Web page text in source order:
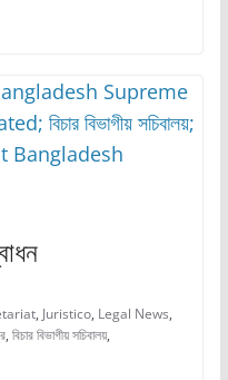
, Juristico, Legal News,
, বিচার বিভাগীয় সচিবালয়,